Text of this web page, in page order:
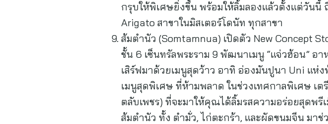
กรุบให้พิเศษยิ่งขึ้น พร้อมให้ลิ้มลองแล้วตั้งแต่วันนี้
Arigato สาขาในมิสเตอร์โดนัท ทุกสาขา
ส้มตำนัว (Somtamnua) เปิดตัว New Concept
ชั้น 6 เซ็นทรัลพระราม 9 พัฒนาเมนู “แจ่วฮ้อน” อ
เสิร์ฟมาด้วยเมนูสุดว้าว อาทิ อ่องมันปูนา Uni แ
เมนูสุดพิเศษ ที่ห้ามพลาด ในช่วงเทศกาลพิเศษ
ตลับเพชร) ที่จะมาให้คุณได้ลิ้มรสความอร่อยสุดพรี
ส้มตำนัว ทั้ง ตำมั่ว, ไก่ตะกร้า, และผัดขนมจีน มา